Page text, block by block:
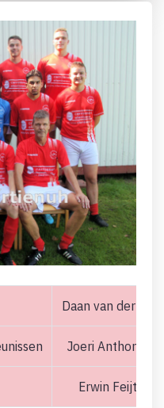
Daan van der
Joeri Anthonisse
Erwin Feijtel